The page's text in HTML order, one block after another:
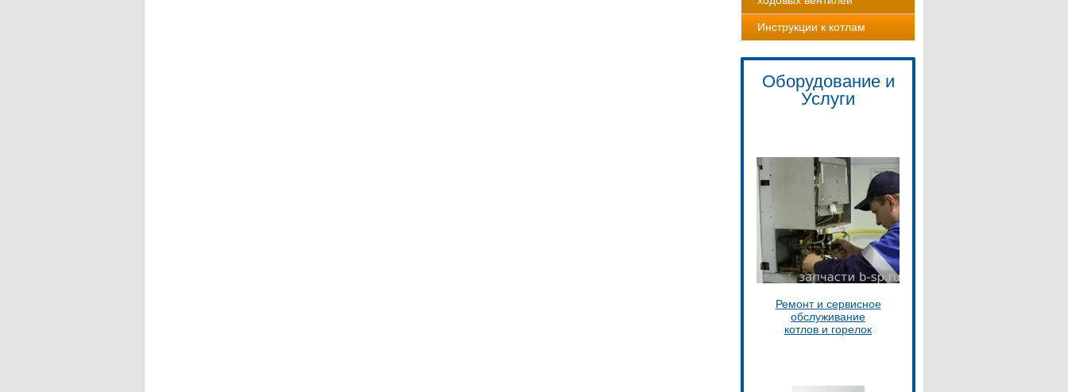
Инструкции к котлам
Оборудование и
Услуги
Ремонт и сервисное
обслуживание
котлов и горелок